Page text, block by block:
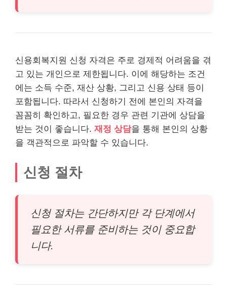
신용회복지원 신청 자격은 주로 경제적 어려움을 겪
고 있는 개인으로 제한됩니다. 이에 해당하는 조건
에는 소득 수준, 재산 상황, 그리고 신용 상태 등이
포함됩니다. 따라서 신청하기 전에 본인의 자격을
꼼꼼히 확인하고, 필요한 경우 관련 기관에 상담을
받는 것이 좋습니다. 재정 상담을 통해 본인의 상황
을 객관적으로 파악할 수 있습니다.
신청 절차
신청 절차는 간단하지만 각 단계에서
필요한 서류를 준비하는 것이 중요합
니다.